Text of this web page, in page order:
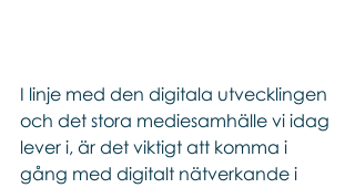
I linje med den digitala utvecklingen
och det stora mediesamhälle vi idag
lever i, är det viktigt att komma i
gång med digitalt nätverkande i